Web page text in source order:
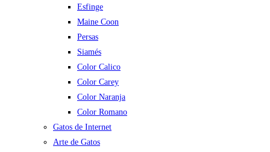
Esfinge
Maine Coon
Persas
Siamés
Color Calico
Color Carey
Color Naranja
Color Romano
Gatos de Internet
Arte de Gatos